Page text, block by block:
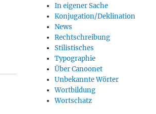
In eigener Sache
Konjugation/Deklination
News
Rechtschreibung
Stilistisches
Typographie
Über Canoonet
Unbekannte Wörter
Wortbildung
Wortschatz